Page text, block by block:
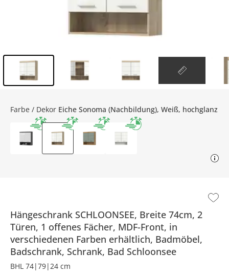
Hängeschrank SCHLOONSEE, Breite 74cm, 2
Türen, 1 offenes Fächer, MDF-Front, in
verschiedenen Farben erhältlich, Badmöbel,
Badschrank, Schrank, Bad Schloonsee
BHL 74|79|24 cm
Farbe / Dekor Eiche Sonoma (Nachbildung), Weiß, hochglanz